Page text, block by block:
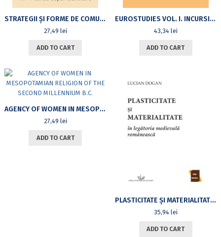
STRATEGII ȘI FORME DE COMUNICARE ALE BISERICII ORTODOXE ROMÂNE ÎN PROCESUL CONSTRUCȚIEI IDENTITARE
27,49 lei
ADD TO CART
EUROSTUDIES VOL. I. INCURSIONS IN THE AGES OF EUROPE
43,34 lei
ADD TO CART
AGENCY OF WOMEN IN MESOPOTAMIAN RELIGION OF THE SECOND MILLENNIUM B.C.
27,49 lei
ADD TO CART
PLASTICITATE ȘI MATERIALITATE ÎN LEGĂTORIA MEDIEVALĂ ROMÂNEASCĂ
35,94 lei
ADD TO CART